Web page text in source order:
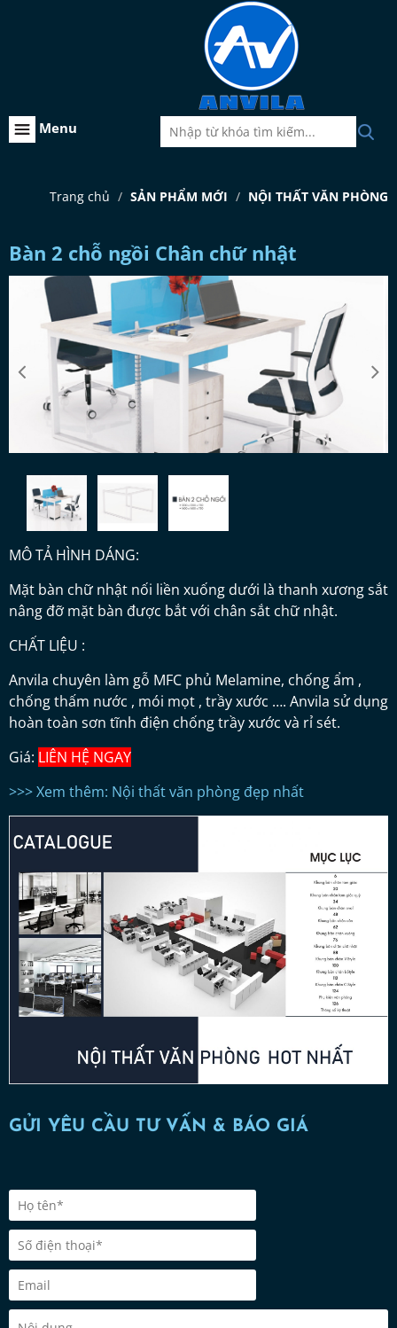
Menu
Trang chủ SẢN PHẨM MỚI NỘI THẤT VĂN PHÒNG
Bàn 2 chỗ ngồi Chân chữ nhật
MÔ TẢ HÌNH DÁNG:
Mặt bàn chữ nhật nối liền xuống dưới là thanh xương sắt
nâng đỡ mặt bàn được bắt với chân sắt chữ nhật.
CHẤT LIỆU :
Anvila chuyên làm gỗ MFC phủ Melamine, chống ẩm ,
chống thấm nước , mói mọt , trầy xước …. Anvila sử dụng
hoàn toàn sơn tĩnh điện chống trầy xước và rỉ sét.
Giá: LIÊN HỆ NGAY
>>> Xem thêm: Nội thất văn phòng đẹp nhất
GỬI YÊU CẦU TƯ VẤN & BÁO GIÁ